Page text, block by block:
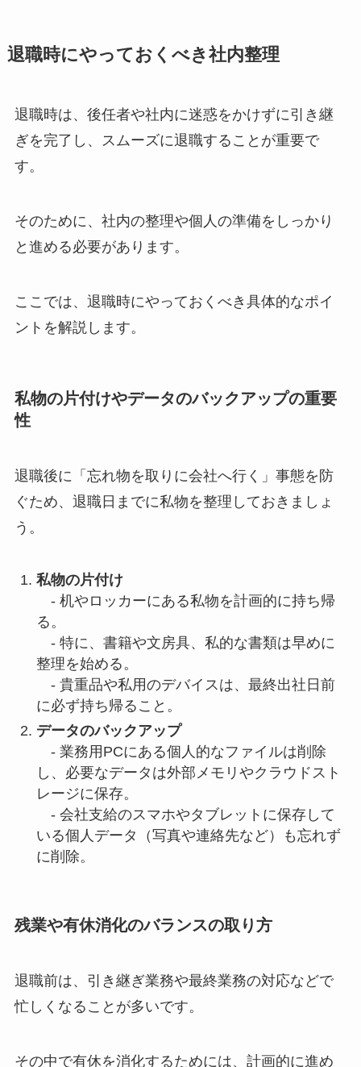
退職時にやっておくべき社内整理
退職時は、後任者や社内に迷惑をかけずに引き継
ぎを完了し、スムーズに退職することが重要で
す。
そのために、社内の整理や個人の準備をしっかり
と進める必要があります。
ここでは、退職時にやっておくべき具体的なポイ
ントを解説します。
私物の片付けやデータのバックアップの重要
性
退職後に「忘れ物を取りに会社へ行く」事態を防
ぐため、退職日までに私物を整理しておきましょ
う。
私物の片付け
- 机やロッカーにある私物を計画的に持ち帰
る。
- 特に、書籍や文房具、私的な書類は早めに
整理を始める。
- 貴重品や私用のデバイスは、最終出社日前
に必ず持ち帰ること。
データのバックアップ
- 業務用PCにある個人的なファイルは削除
し、必要なデータは外部メモリやクラウドスト
レージに保存。
- 会社支給のスマホやタブレットに保存して
いる個人データ（写真や連絡先など）も忘れず
に削除。
残業や有休消化のバランスの取り方
退職前は、引き継ぎ業務や最終業務の対応などで
忙しくなることが多いです。
その中で有休を消化するためには、計画的に進め